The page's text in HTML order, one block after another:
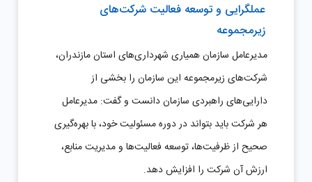
عملگرایی و توسعه فعالیت شرکت‌های
زیرمجموعه
مدیرعامل سازمان همیاری شهرداری‌های استان مازندران،
شرکت‌های زیرمجموعه این سازمان را بخشی از
دارایی‌های راهبردی سازمان دانست و گفت: مدیرعامل
هر شرکت باید بتواند در دوره مسئولیت خود، با بهره‌گیری
صحیح از ظرفیت‌ها، توسعه فعالیت‌ها و مدیریت منابع،
ارزش آن شرکت را افزایش دهد.